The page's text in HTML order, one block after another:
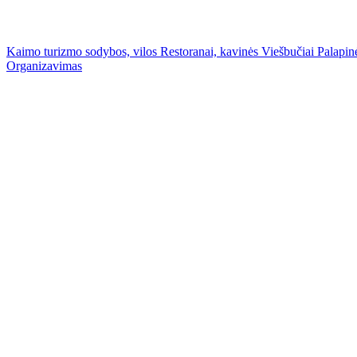
Kaimo turizmo sodybos, vilos Restoranai, kavinės Viešbučiai
Organizavimas